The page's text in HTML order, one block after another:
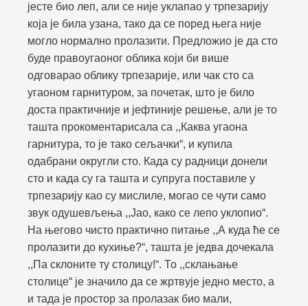
јесте био леп, али се није уклапао у трпезарију
која је била узана, тако да се поред њега није
могло нормално пролазити. Предложио је да сто
буде правоугаоног облика који би више
одговарао облику трпезарије, или чак сто са
угаоном гарнитуром, за почетак, што је било
доста практичније и јефтиније решење, али је то
ташта прокоментарисала са ,,Каква угаона
гарнитура, то је тако сељачки“, и купила
одабрани округли сто. Када су радници донели
сто и када су га ташта и супруга поставиле у
трпезарију као су мислиле, могао се чути само
звук одушевљења ,,Јао, како се лепо уклопио“.
На његово чисто практично питање ,,А куда ће се
пролазити до кухиње?“, ташта је једва дочекала
,,Па склоните ту столицу!“. То ,,склањање
столице“ је значило да се жртвује једно место, а
и тада је простор за пролазак био мали,